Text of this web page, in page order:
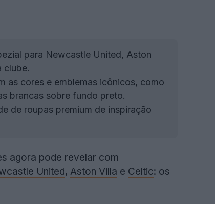
para Newcastle United, Aston
clube.
as cores e emblemas icônicos, como
brancas sobre fundo preto.
de roupas premium de inspiração
agora pode revelar com
United, Aston Villa e Celtic: os